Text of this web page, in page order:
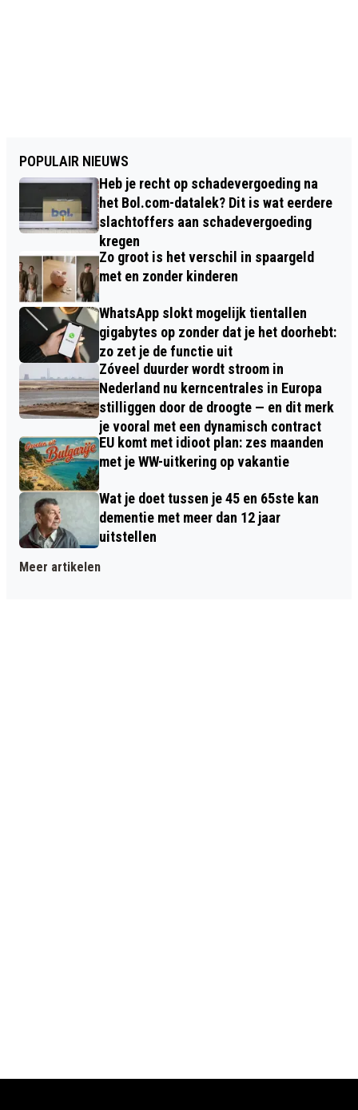
POPULAIR NIEUWS
Heb je recht op schadevergoeding na
het Bol.com-datalek? Dit is wat eerdere
slachtoffers aan schadevergoeding
kregen
Zo groot is het verschil in spaargeld
met en zonder kinderen
WhatsApp slokt mogelijk tientallen
gigabytes op zonder dat je het doorhebt:
zo zet je de functie uit
Zóveel duurder wordt stroom in
Nederland nu kerncentrales in Europa
stilliggen door de droogte — en dit merk
je vooral met een dynamisch contract
EU komt met idioot plan: zes maanden
met je WW-uitkering op vakantie
Wat je doet tussen je 45 en 65ste kan
dementie met meer dan 12 jaar
uitstellen
Meer artikelen